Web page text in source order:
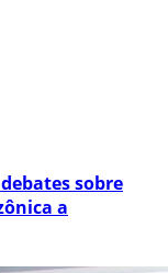
sobre
a